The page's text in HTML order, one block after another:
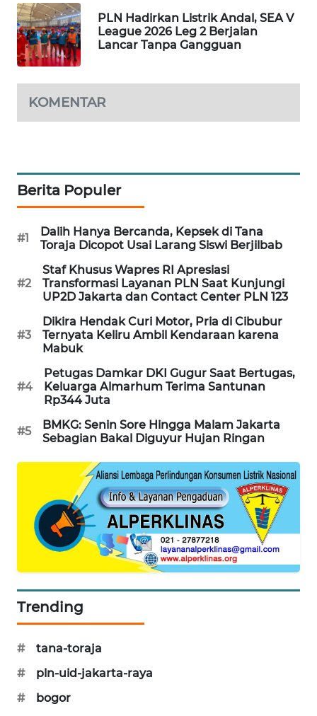
PLN Hadirkan Listrik Andal, SEA V
League 2026 Leg 2 Berjalan
Lancar Tanpa Gangguan
KOMENTAR
Berita Populer
#1
Dalih Hanya Bercanda, Kepsek di Tana
Toraja Dicopot Usai Larang Siswi Berjilbab
#2
Staf Khusus Wapres RI Apresiasi
Transformasi Layanan PLN Saat Kunjungi
UP2D Jakarta dan Contact Center PLN 123
#3
Dikira Hendak Curi Motor, Pria di Cibubur
Ternyata Keliru Ambil Kendaraan karena
Mabuk
#4
Petugas Damkar DKI Gugur Saat Bertugas,
Keluarga Almarhum Terima Santunan
Rp344 Juta
#5
BMKG: Senin Sore Hingga Malam Jakarta
Sebagian Bakal Diguyur Hujan Ringan
Trending
#
tana-toraja
#
pln-uid-jakarta-raya
#
bogor
OTOMOTIF
WAHANA
HEALTH
WAHANA
WAHANA
Network
KONSUMEN
LISTRIK
MASYARAKAT
KELISTRIKAN
WALINKI
ID
MAWAKA
ID
PLN
WATCH
LKKI
KOPEKLIN